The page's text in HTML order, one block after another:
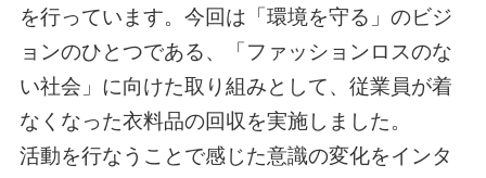
を行っています。今回は「環境を守る」のビジ
ョンのひとつである、「ファッションロスのな
い社会」に向けた取り組みとして、従業員が着
なくなった衣料品の回収を実施しました。
活動を行なうことで感じた意識の変化をインタ